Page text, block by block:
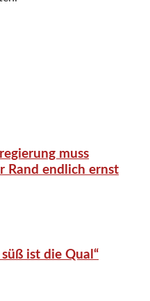
muss
Rand endlich ernst
ist die Qual“